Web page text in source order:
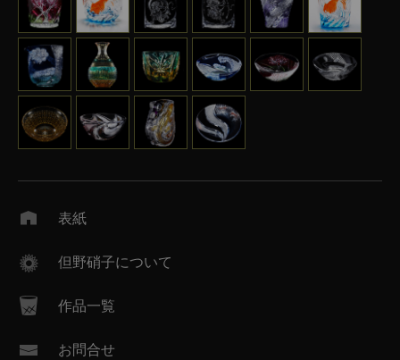
表紙
但野硝子について
作品一覧
お問合せ